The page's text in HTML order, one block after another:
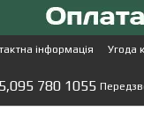
інформація Угода
095 780 1055